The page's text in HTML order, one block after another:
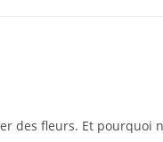
des fleurs. Et pourquoi